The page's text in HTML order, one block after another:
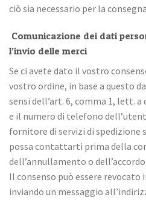
ciò sia necessario per la
Comunicazione dei dati
l’invio delle merci
Se ci avete dato il vostro
vostro ordine, in base a questo
sensi dell’art. 6, comma 1, lett. a
e il numero di telefono
fornitore di servizi di spedizione
possa contattarti prima della
dell’annullamento o
Il consenso può essere
inviando un messaggio